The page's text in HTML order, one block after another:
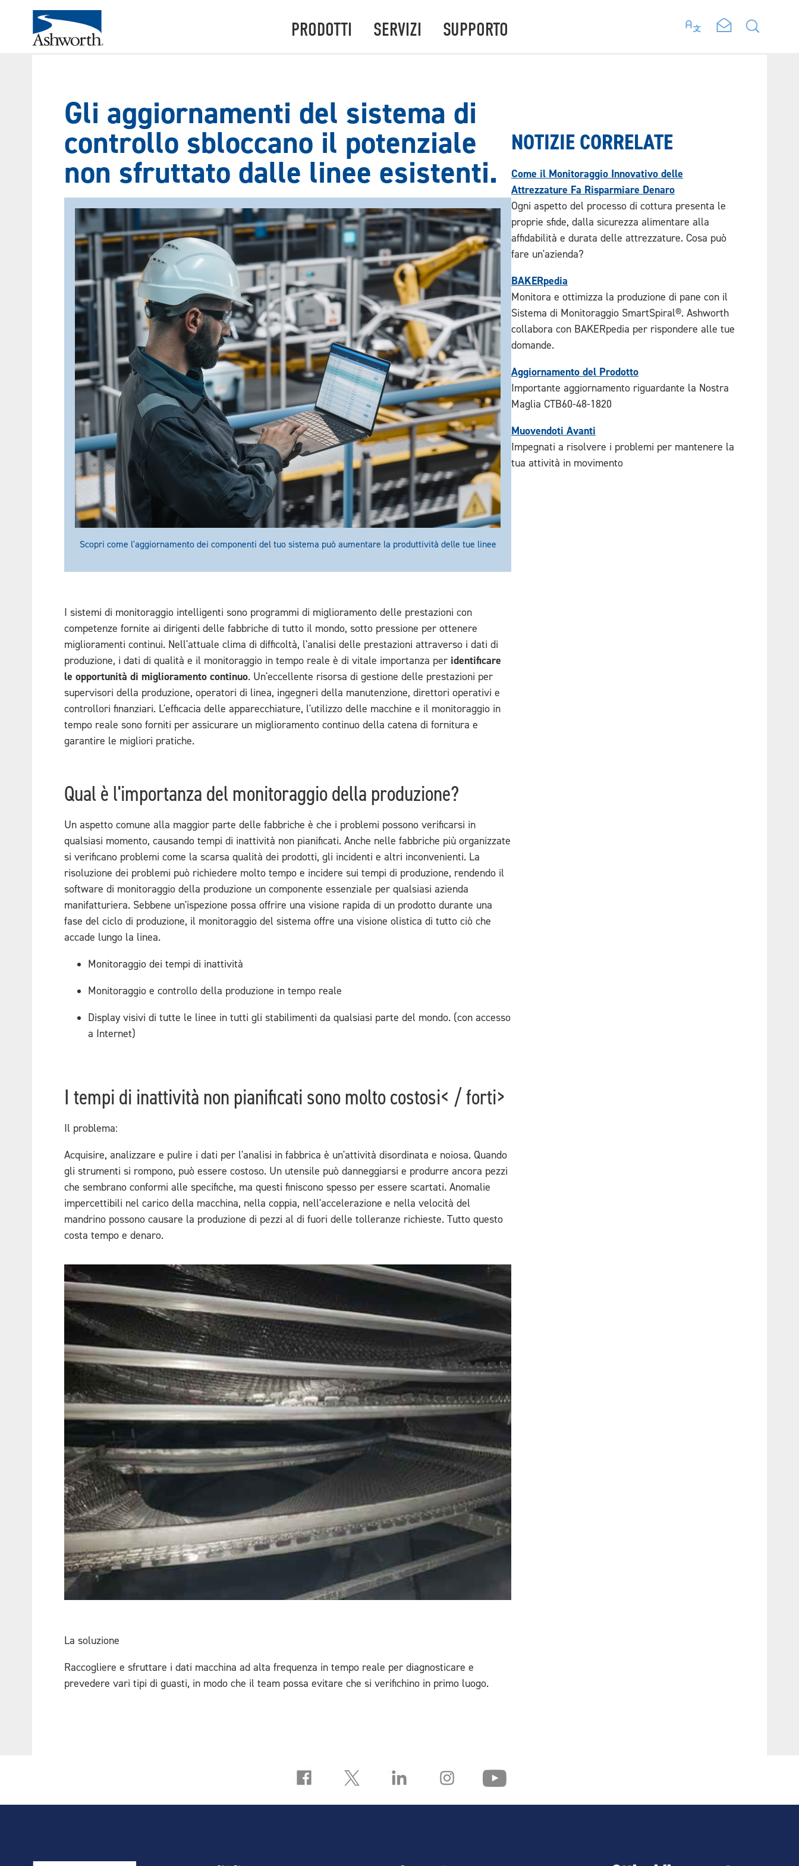
PRODOTTI SERVIZI SUPPORTO
Gli aggiornamenti del sistema di
controllo sbloccano il potenziale
non sfruttato dalle linee esistenti.
Scopri come l'aggiornamento dei componenti del tuo sistema può aumentare la produttività delle tue linee
I sistemi di monitoraggio intelligenti sono programmi di miglioramento delle prestazioni con
competenze fornite ai dirigenti delle fabbriche di tutto il mondo, sotto pressione per ottenere
miglioramenti continui. Nell'attuale clima di difficoltà, l'analisi delle prestazioni attraverso i dati di
produzione, i dati di qualità e il monitoraggio in tempo reale è di vitale importanza per identificare
le opportunità di miglioramento continuo. Un'eccellente risorsa di gestione delle prestazioni per
supervisori della produzione, operatori di linea, ingegneri della manutenzione, direttori operativi e
controllori finanziari. L'efficacia delle apparecchiature, l'utilizzo delle macchine e il monitoraggio in
tempo reale sono forniti per assicurare un miglioramento continuo della catena di fornitura e
garantire le migliori pratiche.
Qual è l'importanza del monitoraggio della produzione?
Un aspetto comune alla maggior parte delle fabbriche è che i problemi possono verificarsi in
qualsiasi momento, causando tempi di inattività non pianificati. Anche nelle fabbriche più organizzate
si verificano problemi come la scarsa qualità dei prodotti, gli incidenti e altri inconvenienti. La
risoluzione dei problemi può richiedere molto tempo e incidere sui tempi di produzione, rendendo il
software di monitoraggio della produzione un componente essenziale per qualsiasi azienda
manifatturiera. Sebbene un'ispezione possa offrire una visione rapida di un prodotto durante una
fase del ciclo di produzione, il monitoraggio del sistema offre una visione olistica di tutto ciò che
accade lungo la linea.
Monitoraggio dei tempi di inattività
Monitoraggio e controllo della produzione in tempo reale
Display visivi di tutte le linee in tutti gli stabilimenti da qualsiasi parte del mondo. (con accesso
a Internet)
I tempi di inattività non pianificati sono molto costosi< / forti>
Il problema:
Acquisire, analizzare e pulire i dati per l'analisi in fabbrica è un'attività disordinata e noiosa. Quando
gli strumenti si rompono, può essere costoso. Un utensile può danneggiarsi e produrre ancora pezzi
che sembrano conformi alle specifiche, ma questi finiscono spesso per essere scartati. Anomalie
impercettibili nel carico della macchina, nella coppia, nell'accelerazione e nella velocità del
mandrino possono causare la produzione di pezzi al di fuori delle tolleranze richieste. Tutto questo
costa tempo e denaro.
La soluzione
Raccogliere e sfruttare i dati macchina ad alta frequenza in tempo reale per diagnosticare e
prevedere vari tipi di guasti, in modo che il team possa evitare che si verifichino in primo luogo.
NOTIZIE CORRELATE
Come il Monitoraggio Innovativo delle
Attrezzature Fa Risparmiare Denaro
Ogni aspetto del processo di cottura presenta le
proprie sfide, dalla sicurezza alimentare alla
affidabilità e durata delle attrezzature. Cosa può
fare un'azienda?
BAKERpedia
Monitora e ottimizza la produzione di pane con il
Sistema di Monitoraggio SmartSpiral®. Ashworth
collabora con BAKERpedia per rispondere alle tue
domande.
Aggiornamento del Prodotto
Importante aggiornamento riguardante la Nostra
Maglia CTB60-48-1820
Muovendoti Avanti
Impegnati a risolvere i problemi per mantenere la
tua attività in movimento